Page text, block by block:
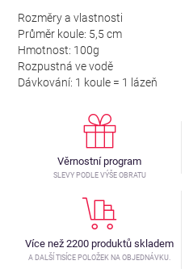
Rozměry a vlastnosti
Průměr koule: 5,5 cm
Hmotnost: 100g
Rozpustná ve vodě
Dávkování: 1 koule = 1 lázeň
Věrnostní program
SLEVY PODLE VÝŠE OBRATU
Více než 2200 produktů skladem
A DALŠÍ TISÍCE POLOŽEK NA OBJEDNÁVKU.